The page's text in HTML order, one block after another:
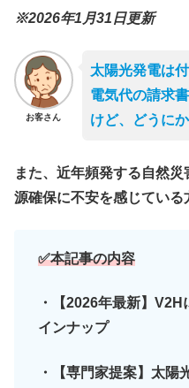
※2026年1月31日更新
お客さん
太陽光発電は
電気代の請求
けど、どうに
また、近年頻発する自然
源確保に不安を感じている
✅本記事の内容
・【2026年最新】
インナップ
・【専門家提案】太陽